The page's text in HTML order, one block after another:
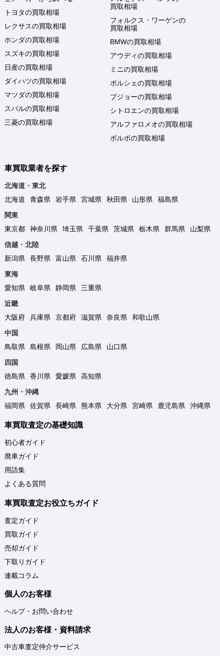
トヨタの買取相場
レクサスの買取相場
ホンダの買取相場
スズキの買取相場
日産の買取相場
ダイハツの買取相場
マツダの買取相場
スバルの買取相場
三菱の買取相場
買取相場
フォルクス・ワーゲンの
買取相場
BMWの買取相場
アウディの買取相場
ミニの買取相場
ポルシェの買取相場
プジョーの買取相場
シトロエンの買取相場
アルファロメオの買取相場
ボルボの買取相場
車買取業者を探す
北海道・東北
北海道
青森県 岩手県 宮城県 秋田県 山形県
福島県
関東
東京都
神奈川県 埼玉県 千葉県 茨城県 栃木県 群馬県
山梨県
信越・北陸
新潟県
長野県 富山県 石川県
福井県
東海
愛知県
岐阜県 静岡県
三重県
近畿
大阪府
兵庫県 京都府 滋賀県 奈良県
和歌山県
中国
鳥取県
島根県 岡山県 広島県
山口県
四国
徳島県
香川県 愛媛県
高知県
九州・沖縄
福岡県
佐賀県 長崎県 熊本県 大分県 宮崎県 鹿児島県 沖縄県
車買取査定の基礎知識
初心者ガイド
廃車ガイド
用語集
よくある質問
車買取査定お役立ちガイド
査定ガイド
買取ガイド
売却ガイド
下取りガイド
連載コラム
個人のお客様
ヘルプ・お問い合わせ
法人のお客様・資料請求
中古車査定仲介サービス